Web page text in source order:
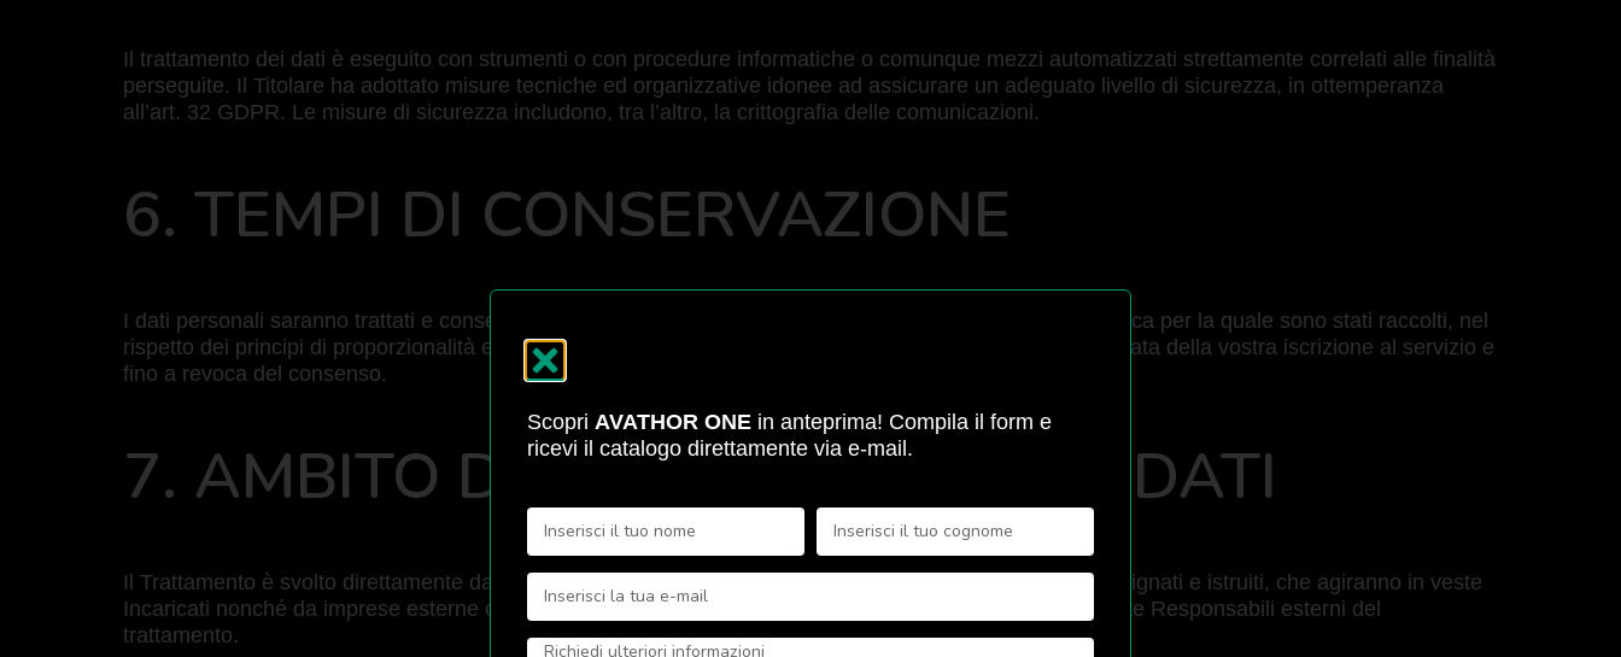
Il trattamento dei dati è eseguito con strumenti o con procedure informatiche o comunque mezzi automatizzati strettamente correlati alle finalità
perseguite. Il Titolare ha adottato misure tecniche ed organizzative idonee ad assicurare un adeguato livello di sicurezza, in ottemperanza
all’art. 32 GDPR. Le misure di sicurezza includono, tra l’altro, la crittografia delle comunicazioni.
6. TEMPI DI CONSERVAZIONE
I dati personali saranno trattati e conservati per il tempo necessario alla persecuzione della finalità specifica per la quale sono stati raccolti, nel
rispetto dei principi di proporzionalità e necessità. Nello specifico i dati saranno conservati per tutta la durata della vostra iscrizione al servizio e
fino a revoca del consenso.
7. AMBITO DI CIRCOLAZIONE DEI DATI
Il Trattamento è svolto direttamente dall’organizzazione del Titolare, tramite soggetti opportunamente designati e istruiti, che agiranno in veste
Incaricati nonché da imprese esterne che svolgono attività per conto della Società nominati appositamente Responsabili esterni del
trattamento.
Scopri AVATHOR ONE in anteprima! Compila il form e
ricevi il catalogo direttamente via e-mail.